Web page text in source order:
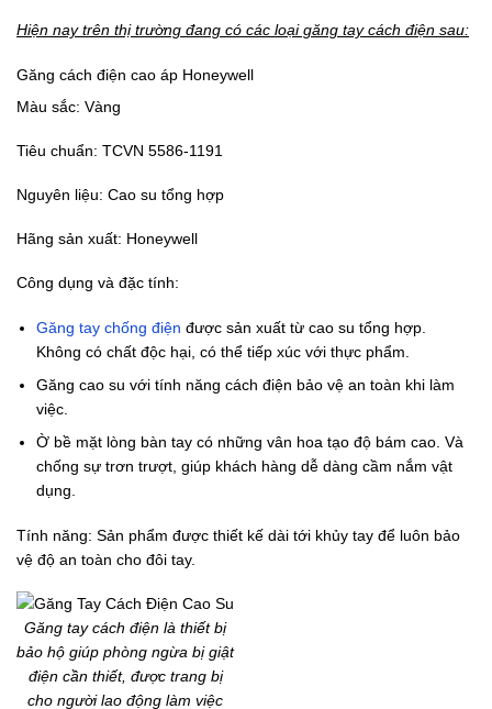
Hiện nay trên thị trường đang có các loại găng tay cách điện sau:
Găng cách điện cao áp Honeywell
Màu sắc: Vàng
Tiêu chuẩn: TCVN 5586-1191
Nguyên liệu: Cao su tổng hợp
Hãng sản xuất: Honeywell
Công dụng và đặc tính:
Găng tay chống điện được sản xuất từ cao su tổng hợp.
Không có chất độc hại, có thể tiếp xúc với thực phẩm.
Găng cao su với tính năng cách điện bảo vệ an toàn khi làm
việc.
Ờ bề mặt lòng bàn tay có những vân hoa tạo độ bám cao. Và
chống sự trơn trượt, giúp khách hàng dễ dàng cầm nắm vật
dụng.
Tính năng: Sản phẩm được thiết kế dài tới khủy tay để luôn bảo
vệ độ an toàn cho đôi tay.
Găng tay cách điện là thiết bị
bảo hộ giúp phòng ngừa bị giật
điện cần thiết, được trang bị
cho người lao động làm việc